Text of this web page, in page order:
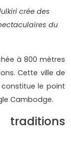
crée des
du
à 800 mètres
Cette ville de
le point
Cambodge.